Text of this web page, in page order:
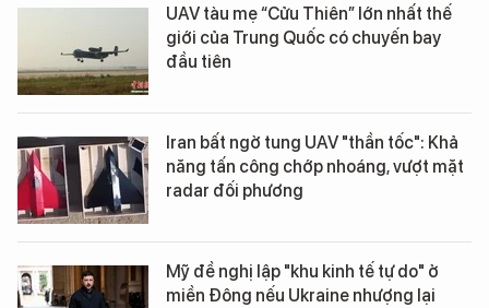
UAV tàu mẹ “Cửu Thiên” lớn nhất thế
giới của Trung Quốc có chuyến bay
đầu tiên
Iran bất ngờ tung UAV "thần tốc": Khả
năng tấn công chớp nhoáng, vượt mặt
radar đối phương
Mỹ đề nghị lập "khu kinh tế tự do" ở
miền Đông nếu Ukraine nhượng lại